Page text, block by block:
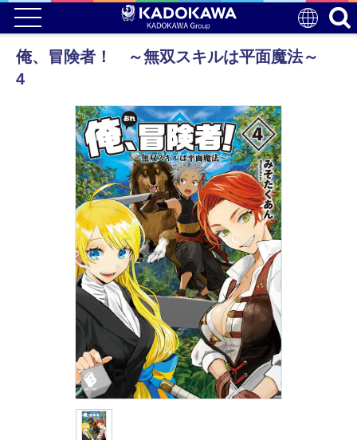
俺、冒険者！ ～無双スキルは平面魔法～
4